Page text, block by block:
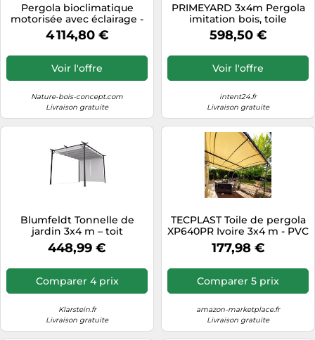
Pergola bioclimatique
motorisée avec éclairage -
autoportante - aluminium
thermolaqué - 3x4 m -
Ximax
4 114,80 €
Voir l'offre
Nature-bois-concept.com
Livraison gratuite
PRIMEYARD 3x4m Pergola
imitation bois, toile
d'ombrage champagne -
(400103)
598,50 €
Voir l'offre
intent24.fr
Livraison gratuite
Blumfeldt Tonnelle de
jardin 3x4 m – toit
polyester, stores latéraux,
armature acier
448,99 €
Comparer 4 prix
Klarstein.fr
Livraison gratuite
TECPLAST Toile de pergola
XP640PR Ivoire 3x4 m - PVC
étanche - Garantie 10 ans -
Made in France
177,98 €
Comparer 5 prix
amazon-marketplace.fr
Livraison gratuite